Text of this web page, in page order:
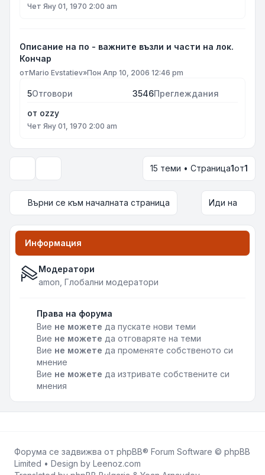
Чет Яну 01, 1970 2:00 am
Описание на по - важните възли и части на лок.
Кончар
отMario Evstatiev»Пон Апр 10, 2006 12:46 pm
5Отговори 3546Преглеждания
от ozzy
Чет Яну 01, 1970 2:00 am
Опции за показване и сортиране15 теми • Страница1от1
Върни се към началната страница Иди на
Информация
Модератори
amon Глобални модератори
Права на форума
Вие не можете да пускате нови теми
Вие не можете да отговаряте на теми
Вие не можете да променяте собственото си
мнение
Вие не можете да изтривате собствените си
мнения
Форума се задвижва от phpBB® Forum Software © phpBB
Limited • Design by Leenoz.com